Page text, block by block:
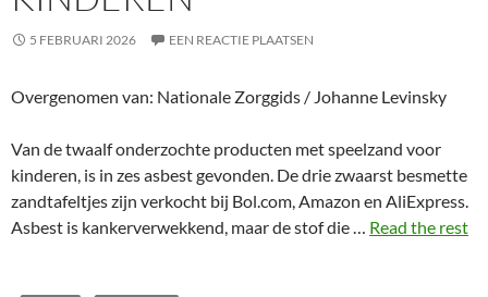
5 FEBRUARI 2026 EEN REACTIE PLAATSEN
Overgenomen van: Nationale Zorggids / Johanne Levinsky
Van de twaalf onderzochte producten met speelzand voor
kinderen, is in zes asbest gevonden. De drie zwaarst besmette
zandtafeltjes zijn verkocht bij Bol.com, Amazon en AliExpress.
Asbest is kankerverwekkend, maar de stof die … Read the rest